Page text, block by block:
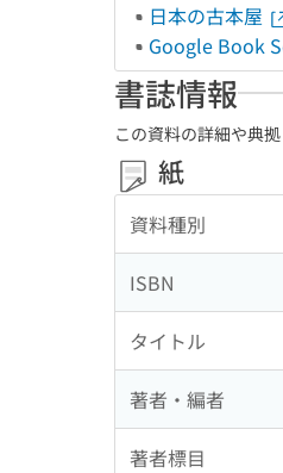
日本の古本屋
Google Book
書誌情報
この資料の詳細や典
紙
資料種別
ISBN
タイトル
著者・編者
著者標目